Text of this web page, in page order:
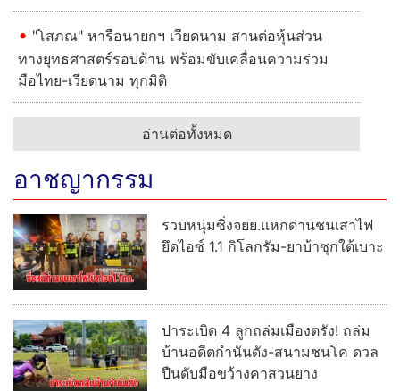
"โสภณ" หารือนายกฯ เวียดนาม สานต่อหุ้นส่วน
ทางยุทธศาสตร์รอบด้าน พร้อมขับเคลื่อนความร่วม
มือไทย-เวียดนาม ทุกมิติ
อ่านต่อทั้งหมด
อาชญากรรม
รวบหนุ่มซิ่งจยย.แหกด่านชนเสาไฟ
ยึดไอซ์ 1.1 กิโลกรัม-ยาบ้าซุกใต้เบาะ
ปาระเบิด 4 ลูกถล่มเมืองตรัง! ถล่ม
บ้านอดีตกำนันดัง-สนามชนโค ดวล
ปืนดับมือขว้างคาสวนยาง